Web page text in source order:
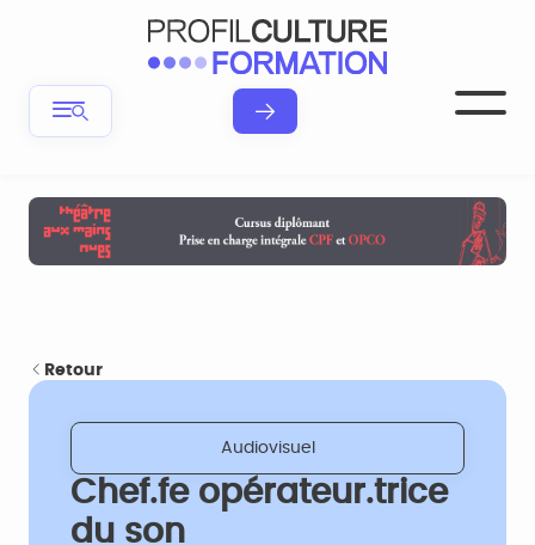
Retour
Audiovisuel
Chef.fe opérateur.trice
du son